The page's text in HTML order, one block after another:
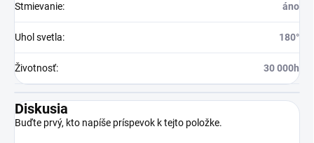
Stmievanie: áno
Uhol svetla: 180°
Životnosť: 30 000h
Diskusia
Buďte prvý, kto napíše príspevok k tejto položke.